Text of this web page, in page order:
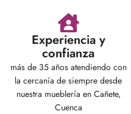
Experiencia y
confianza
más de 35 años atendiendo con
la cercanía de siempre desde
nuestra mueblería en Cañete,
Cuenca